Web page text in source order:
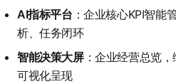
AI指标平台 ：企业核心KPI智能
析、任务闭环
智能决策大屏：企业经营总览
可视化呈现